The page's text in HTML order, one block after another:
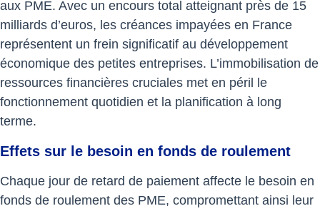
aux PME. Avec un encours total atteignant près de 15
milliards d’euros, les créances impayées en France
représentent un frein significatif au développement
économique des petites entreprises. L’immobilisation de
ressources financières cruciales met en péril le
fonctionnement quotidien et la planification à long
terme.
Effets sur le besoin en fonds de roulement
Chaque jour de retard de paiement affecte le besoin en
fonds de roulement des PME, compromettant ainsi leur